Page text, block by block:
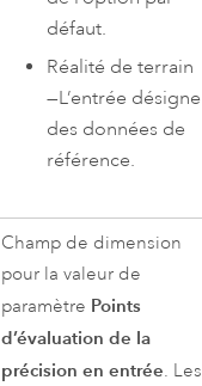
défaut.
Réalité de terrain
—L’entrée désigne
des données de
référence.
Champ de dimension
pour la valeur de
paramètre Points
d’évaluation de la
précision en entrée. Les